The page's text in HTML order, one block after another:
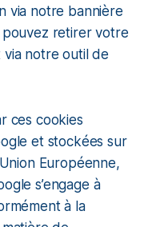
via notre bannière
pouvez retirer votre
notre outil de
ces cookies
et stockées sur
Européenne,
s’engage à
à la